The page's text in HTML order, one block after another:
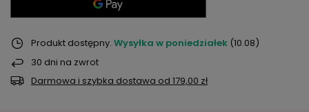
Produkt dostępny Wysyłka w poniedziałek (10.08)
30 dni na zwrot
Darmowa i szybka dostawa od 179,00 zł